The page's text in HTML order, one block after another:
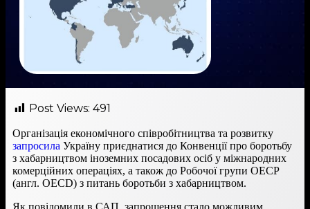
Post Views: 491
Організація економічного співробітництва та розвитку
запросила Україну приєднатися до Конвенції про боротьбу
з хабарництвом іноземних посадових осіб у міжнародних
комерційних операціях, а також до Робочої групи ОЕСР
(англ. OECD) з питань боротьби з хабарництвом.
Як повідомили в САП, запрошення стало можливим